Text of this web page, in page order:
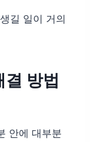
길 일이 거의
방법
안에 대부분